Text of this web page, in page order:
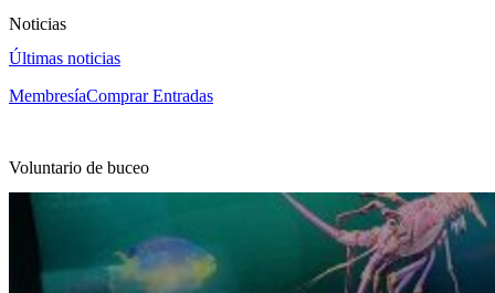
Noticias
Últimas noticias
MembresíaComprar Entradas
Voluntario de buceo